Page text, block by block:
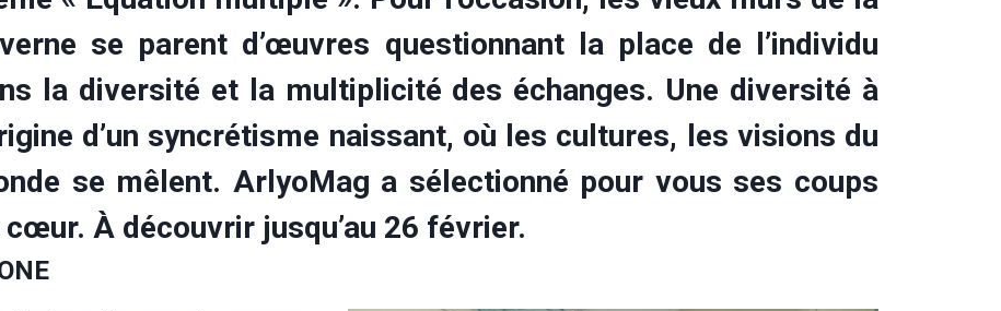
se parent d’œuvres questionnant la place de l’individu
la diversité et la multiplicité des échanges. Une diversité à
d’un syncrétisme naissant, où les cultures, les visions du
se mêlent. ArlyoMag a sélectionné pour vous ses coups
cœur. À découvrir jusqu’au 26 février.